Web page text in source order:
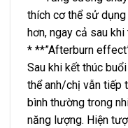
thích cơ thể sử
hơn, ngay cả sau khi
* **”Afterburn
Sau khi kết thúc
thể anh/chị vẫn tiếp
bình thường trong
năng lượng. Hiện